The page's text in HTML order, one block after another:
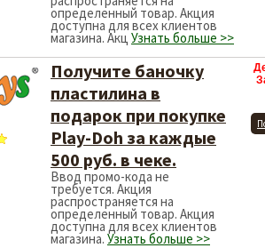
определенный товар. Акция
доступна для всех клиентов
магазина. Акц Узнать больше >>
Получите баночку
пластилина в
подарок при покупке
Play-Doh за каждые
500 руб. в чеке.
Ввод промо-кода не
требуется. Акция
распространяется на
определенный товар. Акция
доступна для всех клиентов
магазина. Узнать больше >>